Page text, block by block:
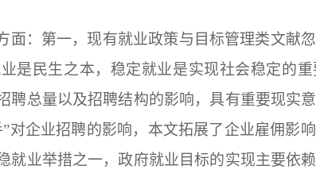
面：第一，现有就业政策与目标管理类文献
是民生之本，稳定就业是实现社会稳定的
聘总量以及招聘结构的影响，具有重要现实
对企业招聘的影响，本文拓展了企业雇佣影
就业举措之一，政府就业目标的实现主要依